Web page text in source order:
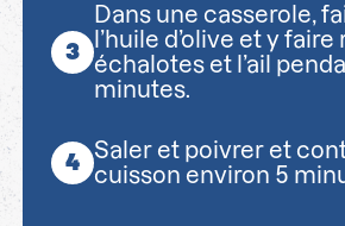
Dans une casserole,
l’huile d’olive et y
échalotes et l’ail
minutes.
Saler et poivrer et
cuisson environ 5